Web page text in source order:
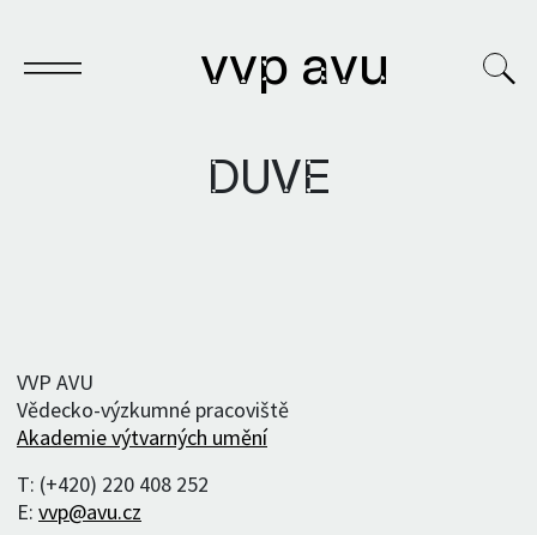
vvp avu
Archivy
VVP
DUVE
VVP AVU
Vědecko-výzkumné pracoviště
Akademie výtvarných umění
T: (+420) 220 408 252
E: vvp@avu.cz